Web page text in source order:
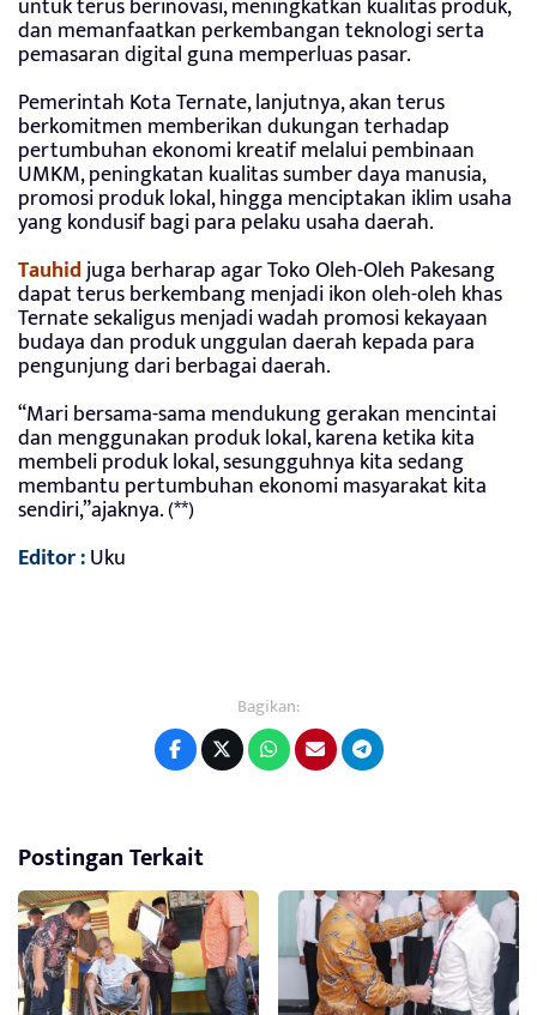
dan memanfaatkan perkembangan teknologi serta
pemasaran digital guna memperluas pasar.
Pemerintah Kota Ternate, lanjutnya, akan terus
berkomitmen memberikan dukungan terhadap
pertumbuhan ekonomi kreatif melalui pembinaan
UMKM, peningkatan kualitas sumber daya manusia,
promosi produk lokal, hingga menciptakan iklim usaha
yang kondusif bagi para pelaku usaha daerah.
Tauhidjuga berharap agar Toko Oleh-Oleh Pakesang
dapat terus berkembang menjadi ikon oleh-oleh khas
Ternate sekaligus menjadi wadah promosi kekayaan
budaya dan produk unggulan daerah kepada para
pengunjung dari berbagai daerah.
“Mari bersama-sama mendukung gerakan mencintai
dan menggunakan produk lokal, karena ketika kita
membeli produk lokal, sesungguhnya kita sedang
membantu pertumbuhan ekonomi masyarakat kita
sendiri,”ajaknya. (**)
Editor :Uku
Bagikan:
Postingan Terkait